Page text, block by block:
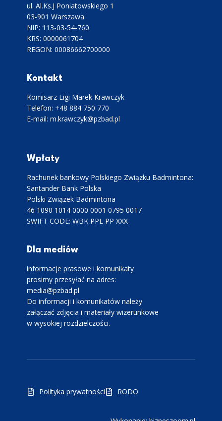
ul. Al.Ks.J Poniatowskiego 1
03-901 Warszawa
NIP: 113-03-54-760
KRS: 0000061704
REGON: 00086662700000
Kontakt
Komisarz Ligi Marek Krawczyk
Telefon: +48 884 750 770
E-mail: m.krawczyk@pzbad.pl
Wpłaty
Rachunek bankowy Polskiego Związku Badmintona:
Santander Bank Polska
Polski Związek Badmintona
46 1090 1014 0000 0001 0795 0017
SWIFT CODE: WBK PPL PP XXX
Dla mediów
informacje prasowe i komunikaty
prosimy przesyłać na adres:
media@pzbad.pl
Do informacji i komunikatów należy
załączać zdjęcia i materiały wizerunkowe
w wysokiej rozdzielczości.
Polityka prywatności RODO